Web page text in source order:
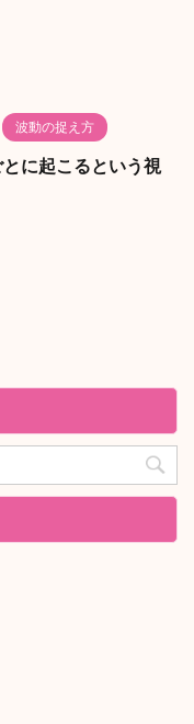
波動の捉え方
に起こるという視